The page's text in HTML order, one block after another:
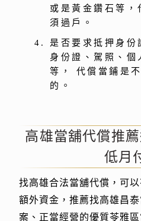
或是黃金鑽石等，
須過戶。
是否要求抵押身份
身份證、駕照、個
等， 代償當鋪是
的。
高雄當舖代償推
低月
找高雄合法當舖代償，可
額外資金，推薦找高雄昌
案、正當經營的優質苓雅